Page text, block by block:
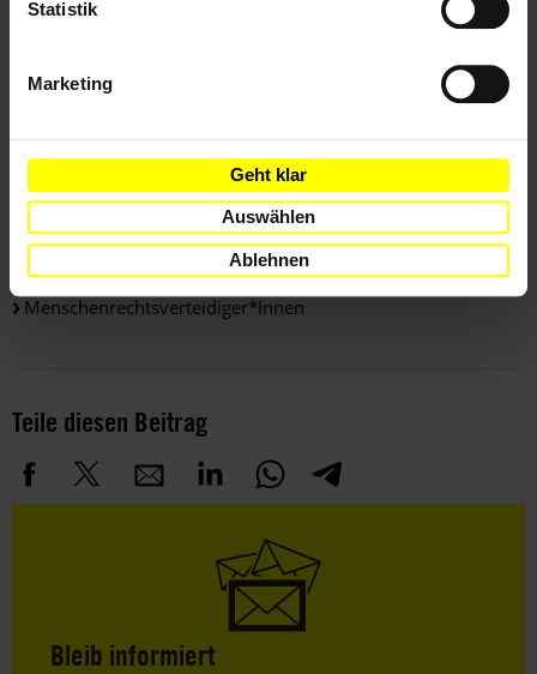
Statistik
Marketing
Geht klar
Auswählen
Ablehnen
Länder
Indien
Themen
Menschenrechtsverteidiger*innen
Teile diesen Beitrag
Bleib informiert